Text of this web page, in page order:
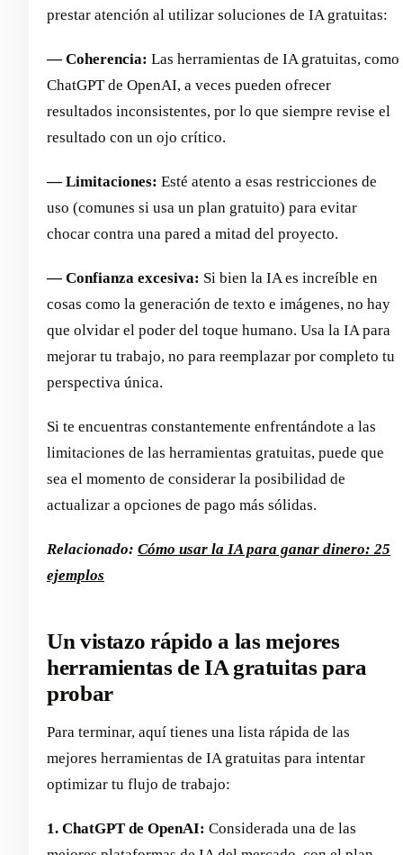
prestar atención al utilizar soluciones de IA gratuitas:
— Coherencia: Las herramientas de IA gratuitas, como
ChatGPT de OpenAI, a veces pueden ofrecer
resultados inconsistentes, por lo que siempre revise el
resultado con un ojo crítico.
— Limitaciones: Esté atento a esas restricciones de
uso (comunes si usa un plan gratuito) para evitar
chocar contra una pared a mitad del proyecto.
— Confianza excesiva: Si bien la IA es increíble en
cosas como la generación de texto e imágenes, no hay
que olvidar el poder del toque humano. Usa la IA para
mejorar tu trabajo, no para reemplazar por completo tu
perspectiva única.
Si te encuentras constantemente enfrentándote a las
limitaciones de las herramientas gratuitas, puede que
sea el momento de considerar la posibilidad de
actualizar a opciones de pago más sólidas.
Relacionado: Cómo usar la IA para ganar dinero: 25
ejemplos
Un vistazo rápido a las mejores
herramientas de IA gratuitas para
probar
Para terminar, aquí tienes una lista rápida de las
mejores herramientas de IA gratuitas para intentar
optimizar tu flujo de trabajo:
1. ChatGPT de OpenAI: Considerada una de las